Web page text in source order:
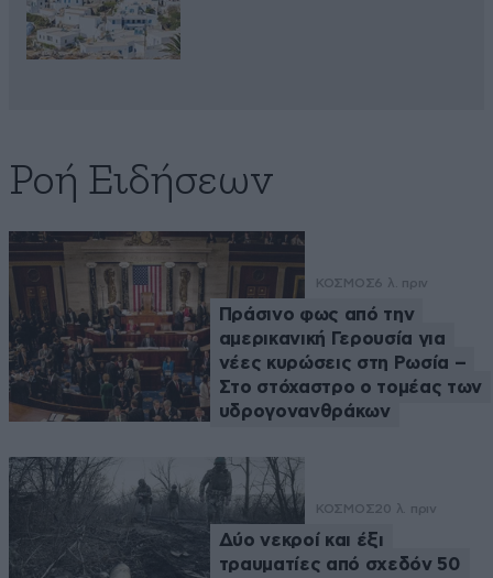
Ροή Ειδήσεων
ΚΟΣΜΟΣ6 λ. πριν
Πράσινο φως από την
αμερικανική Γερουσία για
νέες κυρώσεις στη Ρωσία –
Στο στόχαστρο ο τομέας των
υδρογονανθράκων
ΚΟΣΜΟΣ20 λ. πριν
Δύο νεκροί και έξι
τραυματίες από σχεδόν 50